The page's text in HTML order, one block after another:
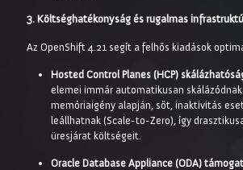
3. Költséghatékonyság és rugalmas
Az OpenShift 4.21 segít a felhős kiadások
Hosted Control Planes (HCP)
elemei immár automatikusan skálázódnak
memóriaigény alapján, sőt, inaktivitás
leállhatnak (Scale-to-Zero), így
üresjárat költségeit.
Oracle Database Appliance (ODA)